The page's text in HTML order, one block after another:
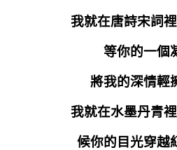
我就在唐詩宋詞
等你的一個
將我的深情輕
我就在水墨丹青
候你的目光穿越